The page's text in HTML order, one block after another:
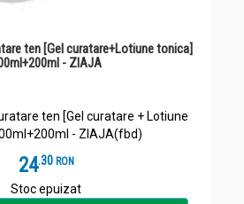
ten [Gel curatare+Lotiune tonica]
- ZIAJA
ten [Gel curatare + Lotiune
- ZIAJA(fbd)
24.3 RON
Stoc epuizat